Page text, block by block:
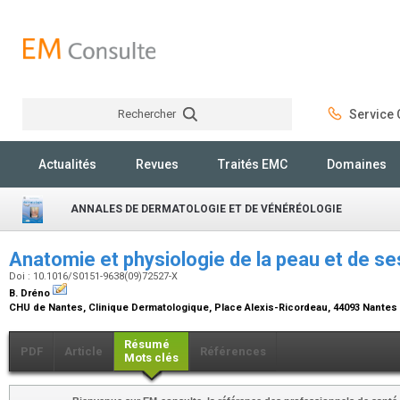
Rechercher Service
Actualités Revues Traités EMC Domaines
ANNALES DE DERMATOLOGIE ET DE VÉNÉRÉOLOGIE
Anatomie et physiologie de la peau et de
Doi : 10.1016/S0151-9638(09)72527-X
B. Dréno
CHU de Nantes, Clinique Dermatologique, Place Alexis-Ricordeau, 44093
PDF Article
Résumé
Mots clés
Références